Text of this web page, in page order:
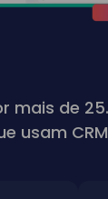
mais de
usam